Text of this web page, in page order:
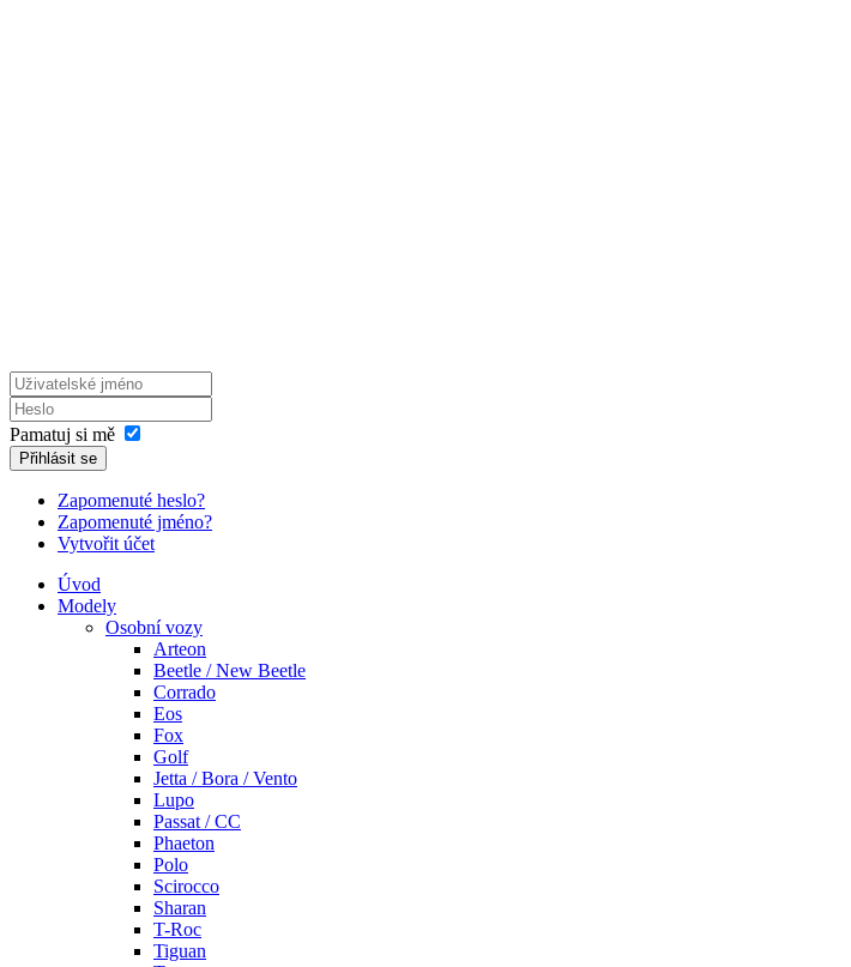
Pamatuj si mě
Přihlásit se
Zapomenuté heslo?
Zapomenuté jméno?
Vytvořit účet
Úvod
Modely
Osobní vozy
Arteon
Beetle / New Beetle
Corrado
Eos
Fox
Golf
Jetta / Bora / Vento
Lupo
Passat / CC
Phaeton
Polo
Scirocco
Sharan
T-Roc
Tiguan